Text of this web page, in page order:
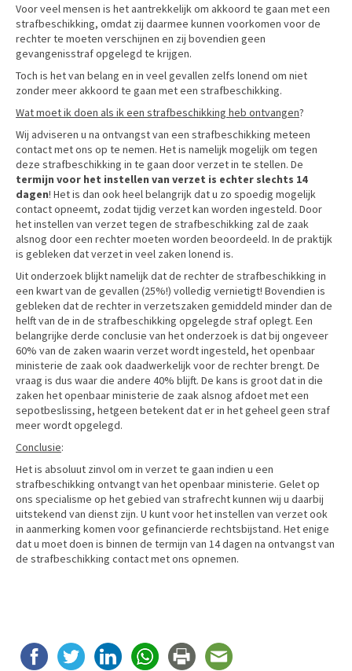
Voor veel mensen is het aantrekkelijk om akkoord te gaan met een
strafbeschikking, omdat zij daarmee kunnen voorkomen voor de
rechter te moeten verschijnen en zij bovendien geen
gevangenisstraf opgelegd te krijgen.
Toch is het van belang en in veel gevallen zelfs lonend om niet
zonder meer akkoord te gaan met een strafbeschikking.
Wat moet ik doen als ik een strafbeschikking heb ontvangen?
Wij adviseren u na ontvangst van een strafbeschikking meteen
contact met ons op te nemen. Het is namelijk mogelijk om tegen
deze strafbeschikking in te gaan door verzet in te stellen. De
termijn voor het instellen van verzet is echter slechts 14
dagen! Het is dan ook heel belangrijk dat u zo spoedig mogelijk
contact opneemt, zodat tijdig verzet kan worden ingesteld. Door
het instellen van verzet tegen de strafbeschikking zal de zaak
alsnog door een rechter moeten worden beoordeeld. In de praktijk
is gebleken dat verzet in veel zaken lonend is.
Uit onderzoek blijkt namelijk dat de rechter de strafbeschikking in
een kwart van de gevallen (25%!) volledig vernietigt! Bovendien is
gebleken dat de rechter in verzetszaken gemiddeld minder dan de
helft van de in de strafbeschikking opgelegde straf oplegt. Een
belangrijke derde conclusie van het onderzoek is dat bij ongeveer
60% van de zaken waarin verzet wordt ingesteld, het openbaar
ministerie de zaak ook daadwerkelijk voor de rechter brengt. De
vraag is dus waar die andere 40% blijft. De kans is groot dat in die
zaken het openbaar ministerie de zaak alsnog afdoet met een
sepotbeslissing, hetgeen betekent dat er in het geheel geen straf
meer wordt opgelegd.
Conclusie:
Het is absoluut zinvol om in verzet te gaan indien u een
strafbeschikking ontvangt van het openbaar ministerie. Gelet op
ons specialisme op het gebied van strafrecht kunnen wij u daarbij
uitstekend van dienst zijn. U kunt voor het instellen van verzet ook
in aanmerking komen voor gefinancierde rechtsbijstand. Het enige
dat u moet doen is binnen de termijn van 14 dagen na ontvangst van
de strafbeschikking contact met ons opnemen.